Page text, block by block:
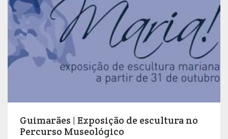
Guimarães | Exposição de escultura no
Percurso Museológico